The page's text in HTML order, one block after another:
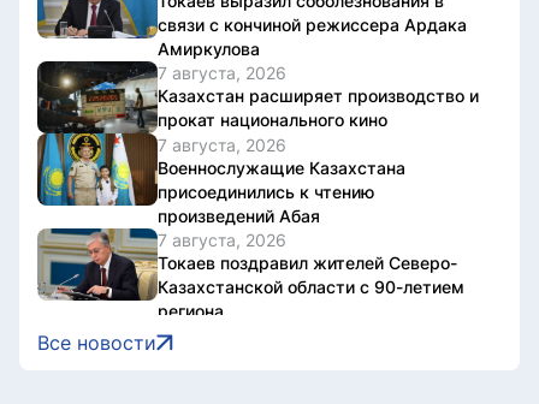
связи с кончиной режиссера Ардака
Амиркулова
7 августа, 2026
Казахстан расширяет производство и
прокат национального кино
7 августа, 2026
Военнослужащие Казахстана
присоединились к чтению
произведений Абая
7 августа, 2026
Токаев поздравил жителей Северо-
Казахстанской области с 90-летием
региона
7 августа, 2026
Документы об ученых званиях будут
Все новости